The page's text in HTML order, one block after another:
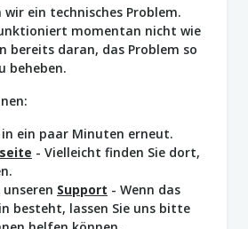
ein technisches Problem.
momentan nicht wie
bereits daran, das Problem so
beheben.
in ein paar Minuten erneut.
- Vielleicht finden Sie dort,
Support - Wenn das
besteht, lassen Sie uns bitte